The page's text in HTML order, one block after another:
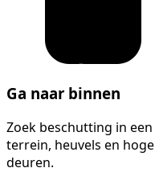
Ga naar binnen
Zoek beschutting in
terrein, heuvels en
deuren.